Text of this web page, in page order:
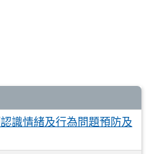
識情緒及行為問題預防及